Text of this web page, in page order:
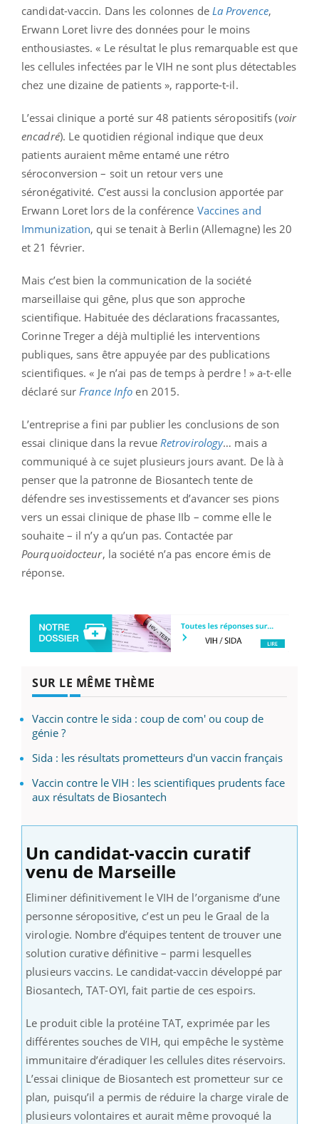
candidat-vaccin. Dans les colonnes de La Provence,
Erwann Loret livre des données pour le moins
enthousiastes. « Le résultat le plus remarquable est que
les cellules infectées par le VIH ne sont plus détectables
chez une dizaine de patients », rapporte-t-il.
L’essai clinique a porté sur 48 patients séropositifs (voir
encadré). Le quotidien régional indique que deux
patients auraient même entamé une rétro
séroconversion – soit un retour vers une
séronégativité. C’est aussi la conclusion apportée par
Erwann Loret lors de la conférence Vaccines and
Immunization, qui se tenait à Berlin (Allemagne) les 20
et 21 février.
Mais c’est bien la communication de la société
marseillaise qui gêne, plus que son approche
scientifique. Habituée des déclarations fracassantes,
Corinne Treger a déjà multiplié les interventions
publiques, sans être appuyée par des publications
scientifiques. « Je n’ai pas de temps à perdre ! » a-t-elle
déclaré sur France Info en 2015.
L’entreprise a fini par publier les conclusions de son
essai clinique dans la revue Retrovirology… mais a
communiqué à ce sujet plusieurs jours avant. De là à
penser que la patronne de Biosantech tente de
défendre ses investissements et d’avancer ses pions
vers un essai clinique de phase IIb – comme elle le
souhaite – il n’y a qu’un pas. Contactée par
Pourquoidocteur, la société n’a pas encore émis de
réponse.
SUR LE MÊME THÈME
Vaccin contre le sida : coup de com' ou coup de
génie ?
Sida : les résultats prometteurs d'un vaccin français
Vaccin contre le VIH : les scientifiques prudents face
aux résultats de Biosantech
Un candidat-vaccin curatif
venu de Marseille
Eliminer définitivement le VIH de l’organisme d’une
personne séropositive, c’est un peu le Graal de la
virologie. Nombre d’équipes tentent de trouver une
solution curative définitive – parmi lesquelles
plusieurs vaccins. Le candidat-vaccin développé par
Biosantech, TAT-OYI, fait partie de ces espoirs.
Le produit cible la protéine TAT, exprimée par les
différentes souches de VIH, qui empêche le système
immunitaire d’éradiquer les cellules dites réservoirs.
L’essai clinique de Biosantech est prometteur sur ce
plan, puisqu’il a permis de réduire la charge virale de
plusieurs volontaires et aurait même provoqué la